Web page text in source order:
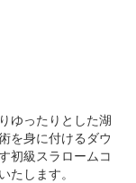
ゆったりとした湖
を身に付けるダウ
初級スラロームコ
します。